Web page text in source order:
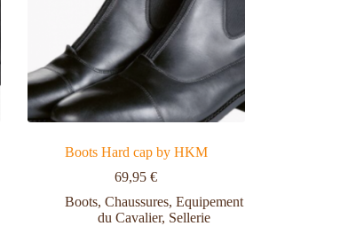
Boots Hard cap by HKM
69,95€
Boots, Chaussures, Equipement
du Cavalier, Sellerie